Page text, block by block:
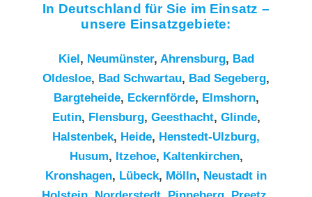
In Deutschland für Sie im Einsatz –
unsere Einsatzgebiete:
Kiel , Neumünster, Ahrensburg, Bad
Oldesloe, Bad Schwartau, Bad Segeberg,
Bargteheide, Eckernförde, Elmshorn,
Eutin, Flensburg, Geesthacht, Glinde,
Halstenbek, Heide, Henstedt-Ulzburg,
Husum, Itzehoe, Kaltenkirchen,
Kronshagen, Lübeck, Mölln, Neustadt in